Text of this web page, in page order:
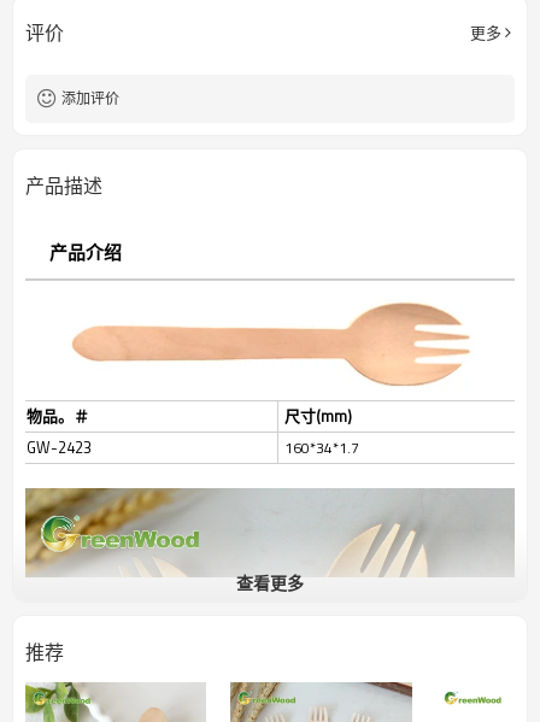
用法
最小起订量 每件 100,000 件
评价 更多
添加评价
产品描述
产品介绍
物品。＃
尺寸(mm)
GW-2423
160*34*1.7
查看更多
推荐